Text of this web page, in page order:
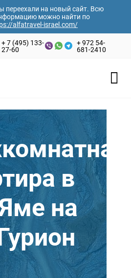
переехали на новый сайт. Всю
можно найти по
alfatravel-israel.com/
+ 7 (495) 133-
27-60
+ 972 54-
681-2410
в
на